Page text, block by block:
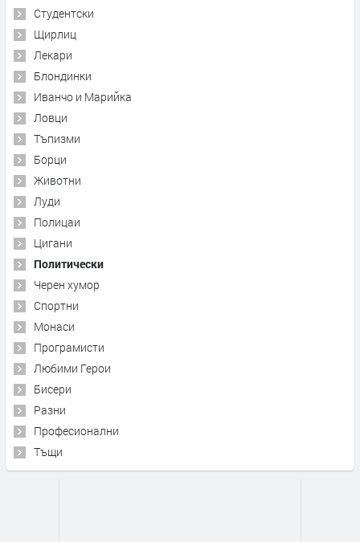
Студентски
Щирлиц
Лекари
Блондинки
Иванчо и Марийка
Ловци
Тъпизми
Борци
Животни
Луди
Полицаи
Цигани
Политически
Черен хумор
Спортни
Монаси
Програмисти
Любими Герои
Бисери
Разни
Професионални
Тъщи